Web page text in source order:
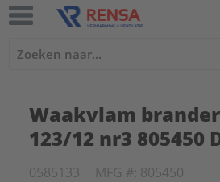
Waakvlam
123/12 nr3 805450
0585133 MFG #: 805450